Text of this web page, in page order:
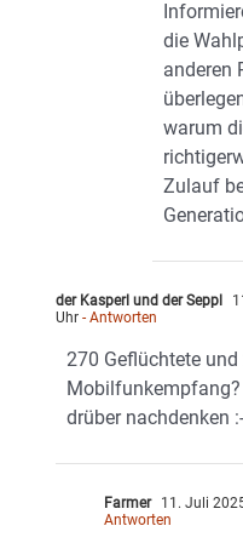
die
anderen
warum
Zulauf
der Kasperl und der Seppl
Uhr - Antworten
270 Geflüchtete und
drüber nachdenken
Farmer 11. Juli
Antworten